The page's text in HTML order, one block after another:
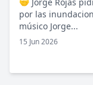
por las
músico Jorge...
15 Jun 2026